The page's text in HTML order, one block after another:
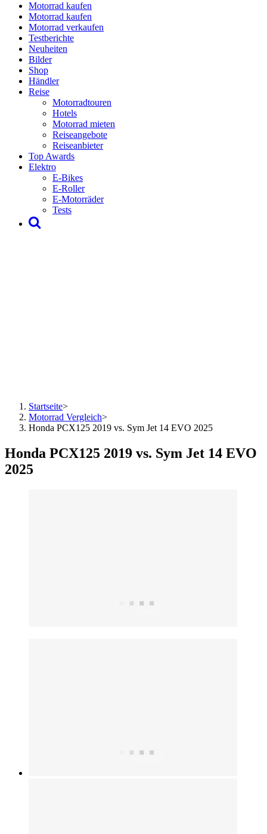
Motorrad kaufen
Motorrad kaufen
Motorrad verkaufen
Testberichte
Neuheiten
Bilder
Shop
Händler
Reise
Motorradtouren
Hotels
Motorrad mieten
Reiseangebote
Reiseanbieter
Top Awards
Elektro
E-Bikes
E-Roller
E-Motorräder
Tests
Startseite>
Motorrad Vergleich>
Honda PCX125 2019 vs. Sym Jet 14 EVO 2025
Honda PCX125 2019 vs. Sym Jet 14 EVO
2025